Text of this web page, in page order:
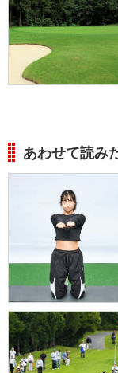
あわせて読み